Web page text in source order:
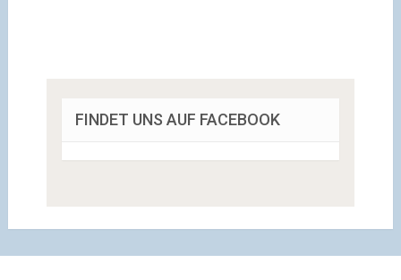
FINDET UNS AUF FACEBOOK